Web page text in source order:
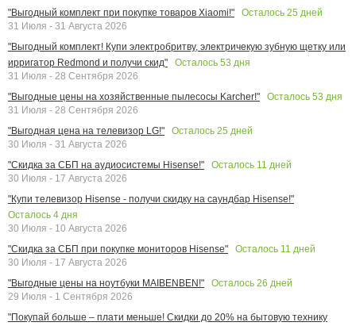
"Выгодный комплект при покупке товаров Xiaomi!"
Осталось 25 дней
31 Июля - 31 Августа 2026
"Выгодный комплект! Купи электробритву, электричекую зубную щетку или
ирригатор Redmond и получи скид"
Осталось 53 дня
31 Июля - 28 Сентября 2026
"Выгодные цены на хозяйственные пылесосы Karcher!"
Осталось 53 дня
31 Июля - 28 Сентября 2026
"Выгодная цена на телевизор LG!"
Осталось 25 дней
30 Июля - 31 Августа 2026
"Скидка за СБП на аудиосистемы Hisense!"
Осталось 11 дней
30 Июля - 17 Августа 2026
"Купи телевизор Hisense - получи скидку на саундбар Hisense!"
Осталось 4 дня
30 Июля - 10 Августа 2026
"Скидка за СБП при покупке мониторов Hisense"
Осталось 11 дней
30 Июля - 17 Августа 2026
"Выгодные цены на ноутбуки MAIBENBEN!"
Осталось 26 дней
29 Июля - 1 Сентября 2026
"Покупай больше – плати меньше! Скидки до 20% на бытовую технику